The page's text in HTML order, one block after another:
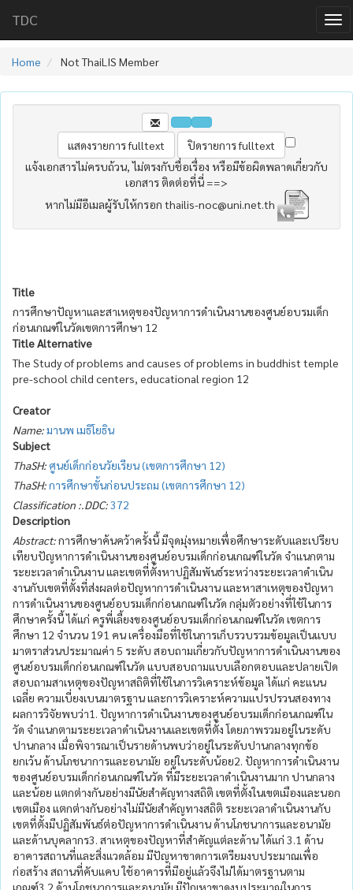
TDC
Home Not ThaiLIS Member
แจ้งเอกสารไม่ครบถ้วน, ไม่ตรงกับชื่อเรื่อง หรือมีข้อผิดพลาดเกี่ยวกับ
เอกสาร ติดต่อที่นี่ ==>
หากไม่มีอีเมลผู้รับให้กรอก thailis-noc@uni.net.th
Title
การศึกษาปัญหาและสาเหตุของปัญหาการดำเนินงานของศูนย์อบรมเด็ก
ก่อนเกณฑ์ในวัดเขตการศึกษา 12
Title Alternative
The Study of problems and causes of problems in buddhist temple
pre-school child centers, educational region 12
Creator
Name:มานพ เมธิโยธิน
Subject
ThaSH: ศูนย์เด็กก่อนวัยเรียน (เขตการศึกษา 12)
ThaSH:การศึกษาขั้นก่อนประถม (เขตการศึกษา 12)
Classification :.DDC:372
Description
Abstract:การศึกษาค้นคว้าครั้งนี้ มีจุดมุ่งหมายเพื่อศึกษาระดับและเปรียบ
เทียบปัญหาการดำเนินงานของศูนย์อบรมเด็กก่อนเกณฑ์ในวัด จำแนกตาม
ระยะเวลาดำเนินงาน และเขตที่ตั้งหาปฏิสัมพันธ์ระหว่างระยะเวลาดำเนิน
งานกับเขตที่ตั้งที่ส่งผลต่อปัญหาการดำเนินงาน และหาสาเหตุของปัญหา
การดำเนินงานของศูนย์อบรมเด็กก่อนเกณฑ์ในวัด กลุ่มตัวอย่างที่ใช้ในการ
ศึกษาครั้งนี้ ได้แก่ ครูพี่เลี้ยงของศูนย์อบรมเด็กก่อนเกณฑ์ในวัด เขตการ
ศึกษา 12 จำนวน 191 คน เครื่องมือที่ใช้ในการเก็บรวบรวมข้อมูลเป็นแบบ
มาตราส่วนประมาณค่า 5 ระดับ สอบถามเกี่ยวกับปัญหาการดำเนินงานของ
ศูนย์อบรมเด็กก่อนเกณฑ์ในวัด แบบสอบถามแบบเลือกตอบและปลายเปิด
สอบถามสาเหตุของปัญหาสถิติที่ใช้ในการวิเคราะห์ข้อมูล ได้แก่ คะแนน
เฉลี่ย ความเบี่ยงเบนมาตรฐาน และการวิเคราะห์ความแปรปรวนสองทาง
ผลการวิจัยพบว่า1. ปัญหาการดำเนินงานของศูนย์อบรมเด็กก่อนเกณฑ์ใน
วัด จำแนกตามระยะเวลาดำเนินงานและเขตที่ตั้ง โดยภาพรวมอยู่ในระดับ
ปานกลาง เมื่อพิจารณาเป็นรายด้านพบว่าอยู่ในระดับปานกลางทุกข้อ
ยกเว้น ด้านโภชนาการและอนามัย อยู่ในระดับน้อย2. ปัญหาการดำเนินงาน
ของศูนย์อบรมเด็กก่อนเกณฑ์ในวัด ที่มีระยะเวลาดำเนินงานมาก ปานกลาง
และน้อย แตกต่างกันอย่างมีนัยสำคัญทางสถิติ เขตที่ตั้งในเขตเมืองและนอก
เขตเมือง แตกต่างกันอย่างไม่มีนัยสำคัญทางสถิติ ระยะเวลาดำเนินงานกับ
เขตที่ตั้งมีปฏิสัมพันธ์ต่อปัญหาการดำเนินงาน ด้านโภชนาการและอนามัย
และด้านบุคลากร3. สาเหตุของปัญหาที่สำคัญแต่ละด้าน ได้แก่ 3.1 ด้าน
อาคารสถานที่และสิ่งแวดล้อม มีปัญหาขาดการเตรียมงบประมาณเพื่อ
ก่อสร้าง สถานที่คับแคบ ใช้อาคารที่มีอยู่แล้วจึงไม่ได้มาตรฐานตาม
เกณฑ์3.2 ด้านโภชนาการและอนามัย มีปัญหาขาดงบประมาณในการ